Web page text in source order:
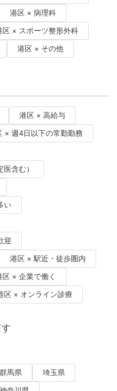
港区 × 病理科
区 × スポーツ整形外科
港区 × その他
港区 × 高給与
× 週4日以下の常勤勤務
含む）
い
迎
港区 × 駅近・徒歩圏内
区 × 企業で働く
区 × オンライン診療
群馬県
埼玉県